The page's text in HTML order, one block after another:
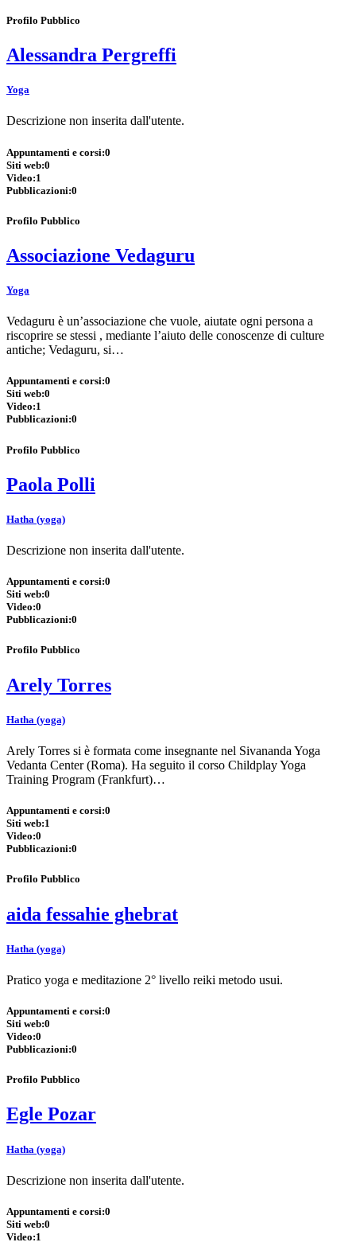
Profilo Pubblico
Alessandra Pergreffi
Yoga
Descrizione non inserita dall'utente.
Appuntamenti e corsi:0
Siti web:0
Video:1
Pubblicazioni:0
Profilo Pubblico
Associazione Vedaguru
Yoga
Vedaguru è un’associazione che vuole, aiutate ogni persona a
riscoprire se stessi , mediante l’aiuto delle conoscenze di culture
antiche; Vedaguru, si…
Appuntamenti e corsi:0
Siti web:0
Video:1
Pubblicazioni:0
Profilo Pubblico
Paola Polli
Hatha (yoga)
Descrizione non inserita dall'utente.
Appuntamenti e corsi:0
Siti web:0
Video:0
Pubblicazioni:0
Profilo Pubblico
Arely Torres
Hatha (yoga)
Arely Torres si è formata come insegnante nel Sivananda Yoga
Vedanta Center (Roma). Ha seguito il corso Childplay Yoga
Training Program (Frankfurt)…
Appuntamenti e corsi:0
Siti web:1
Video:0
Pubblicazioni:0
Profilo Pubblico
aida fessahie ghebrat
Hatha (yoga)
Pratico yoga e meditazione 2° livello reiki metodo usui.
Appuntamenti e corsi:0
Siti web:0
Video:0
Pubblicazioni:0
Profilo Pubblico
Egle Pozar
Hatha (yoga)
Descrizione non inserita dall'utente.
Appuntamenti e corsi:0
Siti web:0
Video:1